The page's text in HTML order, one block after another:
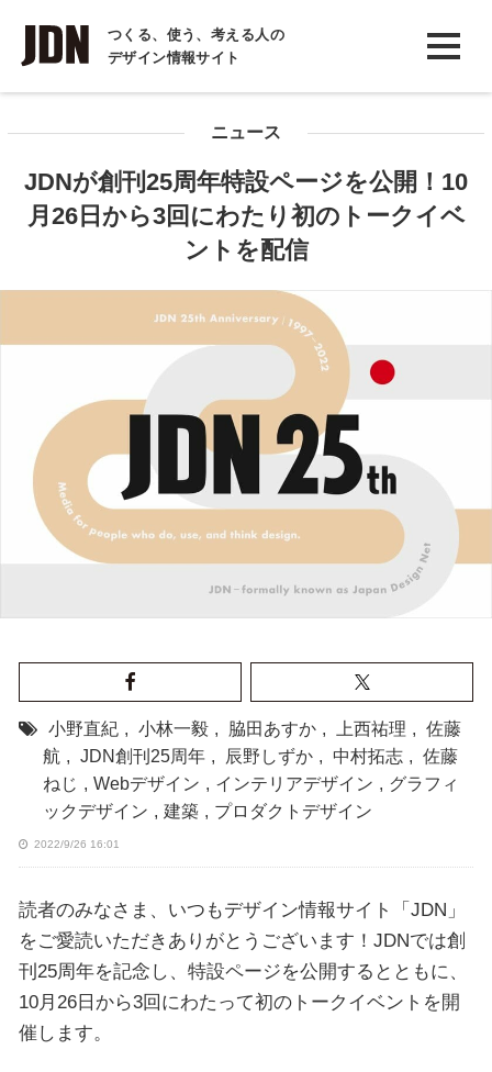
つくる、使う、考える人の
デザイン情報サイト
INTERVIEW
インタビュー
COLUMN
ニュース
JDNが創刊25周年特設ページを公開！10
月26日から3回にわたり初のトークイベ
ントを配信
小野直紀 , 小林一毅 , 脇田あすか , 上西祐理 , 佐藤
航 , JDN創刊25周年 , 辰野しずか , 中村拓志 , 佐藤
ねじ , Webデザイン , インテリアデザイン , グラフィ
ックデザイン , 建築 , プロダクトデザイン
2022/9/26 16:01
読者のみなさま、いつもデザイン情報サイト「JDN」
をご愛読いただきありがとうございます！JDNでは創
刊25周年を記念し、特設ページを公開するとともに、
10月26日から3回にわたって初のトークイベントを開
催します。